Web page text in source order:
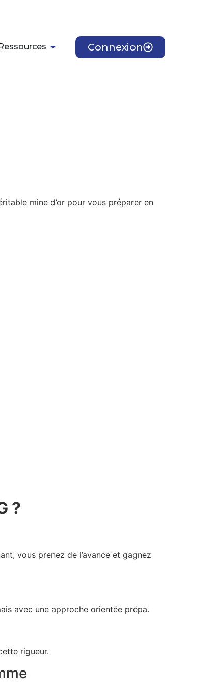
Connexion
mine d’or pour vous préparer en
?
vous prenez de l’avance et gagnez
avec une approche orientée prépa.
rigueur.